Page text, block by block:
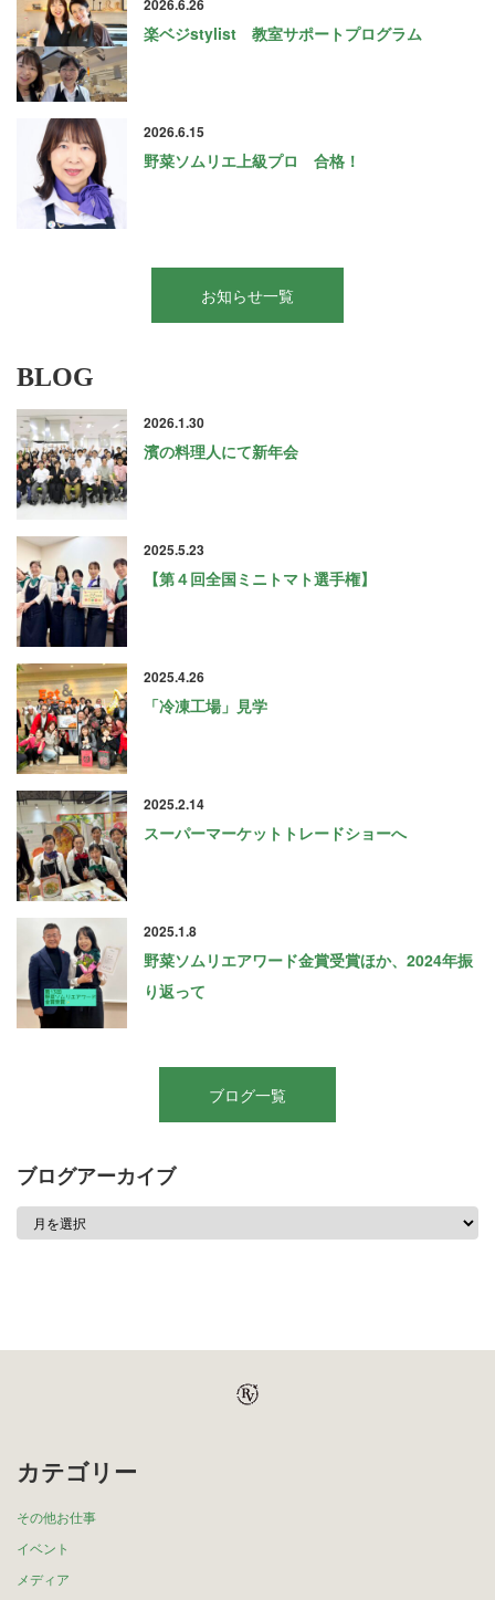
2026.6.26
楽ベジstylist 教室サポートプログラム
2026.6.15
野菜ソムリエ上級プロ 合格！
お知らせ一覧
BLOG
2026.1.30
濱の料理人にて新年会
2025.5.23
【第４回全国ミニトマト選手権】
2025.4.26
「冷凍工場」見学
2025.2.14
スーパーマーケットトレードショーへ
2025.1.8
野菜ソムリエアワード金賞受賞ほか、2024年振
り返って
ブログ一覧
ブログアーカイブ
カテゴリー
その他お仕事
イベント
メディア